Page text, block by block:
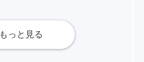
もっと見る